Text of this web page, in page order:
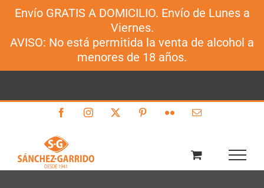
Envío GRATIS A DOMICILIO. Envío de Lunes a
Viernes.
AVISO: No está permitida la venta de alcohol a
menores de 18 años.
FacebookInstagram PinterestFlickr Correo
Sánchez-Garrido